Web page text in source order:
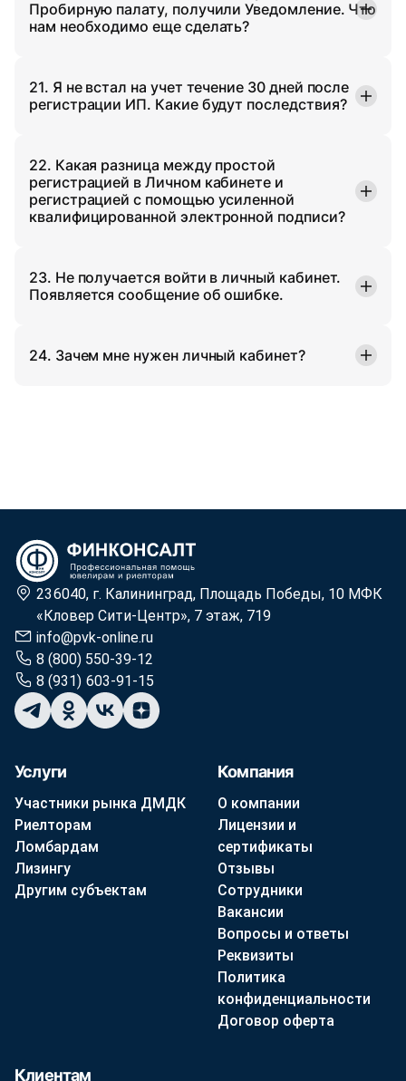
Пробирную палату, получили Уведомление. Что
нам необходимо еще сделать?
21. Я не встал на учет течение 30 дней после
регистрации ИП. Какие будут последствия?
22. Какая разница между простой
регистрацией в Личном кабинете и
регистрацией с помощью усиленной
квалифицированной электронной подписи?
23. Не получается войти в личный кабинет.
Появляется сообщение об ошибке.
24. Зачем мне нужен личный кабинет?
236040, г. Калининград, Площадь Победы, 10 МФК
«Кловер Сити-Центр», 7 этаж, 719
info@pvk-online.ru
8 (800) 550-39-12
8 (931) 603-91-15
Услуги
Участники рынка ДМДК
Риелторам
Ломбардам
Лизингу
Другим субъектам
Компания
О компании
Лицензии и
сертификаты
Отзывы
Сотрудники
Вакансии
Вопросы и ответы
Реквизиты
Политика
конфиденциальности
Договор оферта
Клиентам